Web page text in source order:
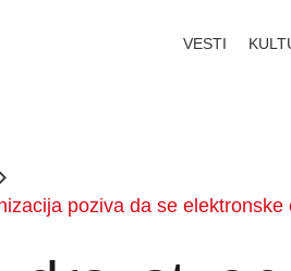
VESTI
poziva da se